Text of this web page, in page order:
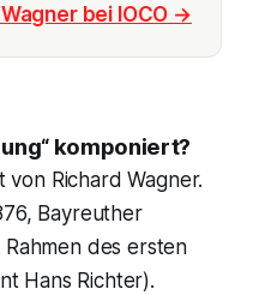
bei IOCO →
komponiert?
von Richard Wagner.
Bayreuther
Rahmen des ersten
Hans Richter).